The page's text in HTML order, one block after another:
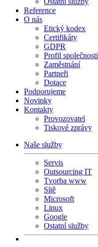
Reference
O nás
Etický kodex
Certifikáty
GDPR
Profil společnosti
Zaměstnání
Partneři
Dotace
Podporujeme
Novinky
Kontakty
Provozovatel
Tiskové zprávy
Naše služby
Servis
Outsourcing IT
Tvorba www
Sítě
Microsoft
Linux
Google
Ostatní služby